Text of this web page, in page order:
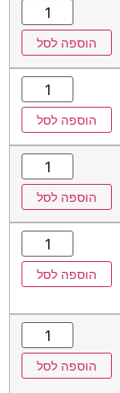
הוספה לסל
הוספה לסל
הוספה לסל
הוספה לסל
הוספה לסל